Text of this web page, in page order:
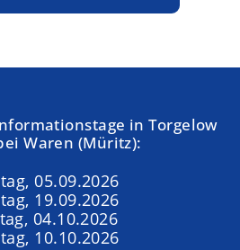
in Torgelow
Waren (Müritz):
05.09.2026
19.09.2026
04.10.2026
10.10.2026